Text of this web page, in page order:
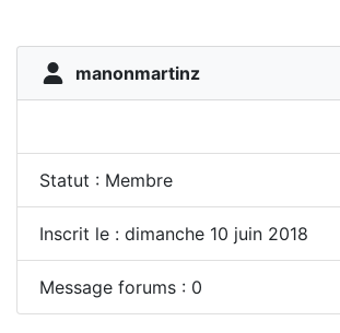
manonmartinz
Statut : Membre
Inscrit le : dimanche 10 juin 2018
Message forums : 0